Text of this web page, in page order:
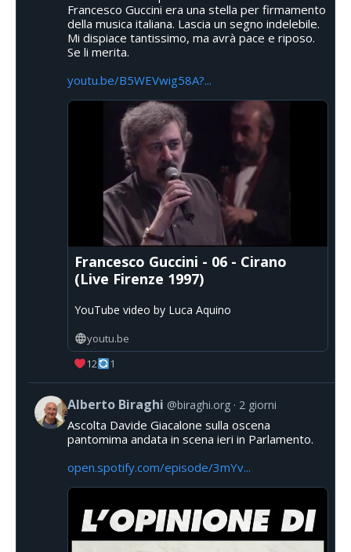
Francesco Guccini era una stella per firmamento
della musica italiana. Lascia un segno indelebile.
Mi dispiace tantissimo, ma avrà pace e riposo.
Se li merita.
youtu.be/B5WEVwig58A?...
Francesco Guccini - 06 - Cirano
(Live Firenze 1997)
YouTube video by Luca Aquino
youtu.be
12
1
Alberto Biraghi @biraghi.org 2 giorni
Ascolta Davide Giacalone sulla oscena
pantomima andata in scena ieri in Parlamento.
open.spotify.com/episode/3mYv...